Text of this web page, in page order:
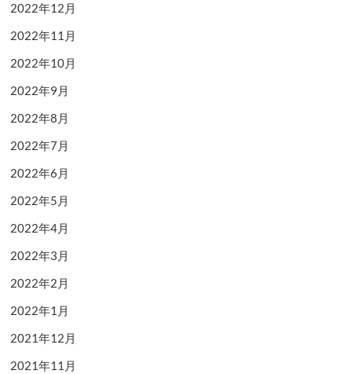
2022年12月
2022年11月
2022年10月
2022年9月
2022年8月
2022年7月
2022年6月
2022年5月
2022年4月
2022年3月
2022年2月
2022年1月
2021年12月
2021年11月